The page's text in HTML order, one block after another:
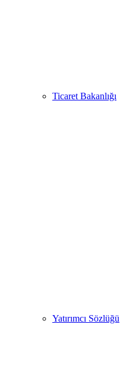
Ticaret Bakanlığı
Yatırımcı Sözlüğü